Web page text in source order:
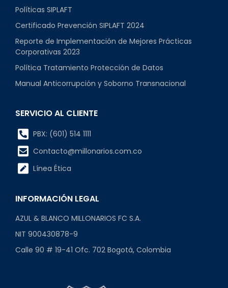
Políticas SIPLAFT
Certificado Prevención SIPLAFT 2024
Reporte de Implementación de Mejores Prácticas
Corporativas 2023
Política Tratamiento Protección de Datos
Manual Anticorrupción y Soborno Transnacional
SERVICIO AL CLIENTE
PBX: (601) 514 1111
Contacto@millonarios.com.co
Línea Ética
INFORMACIÓN LEGAL
AZUL & BLANCO MILLONARIOS FC S.A.
NIT 900430878-9
Calle 90 # 19-41 Ofc. 702 Bogotá, Colombia